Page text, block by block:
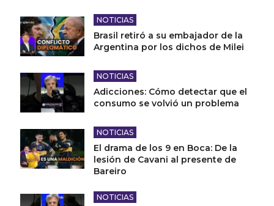
NOTICIAS
Brasil retiró a su embajador de la
Argentina por los dichos de Milei
NOTICIAS
Adicciones: Cómo detectar que el
consumo se volvió un problema
NOTICIAS
El drama de los 9 en Boca: De la
lesión de Cavani al presente de
Bareiro
NOTICIAS